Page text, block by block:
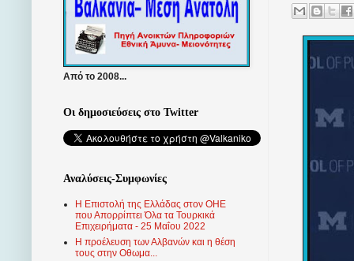
Από το 2008...
Οι δημοσιεύσεις στο Twitter
Αναλύσεις-Συμφωνίες
Η Επιστολή της Ελλάδας στον ΟΗΕ
που Απορρίπτει Όλα τα Τουρκικά
Επιχειρήματα - 25 Μαΐου 2022
Η προέλευση των Αλβανών και η θέση
τους στην Οθωμα...